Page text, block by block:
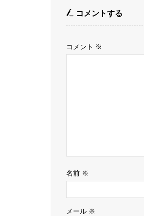
コメントする
コメント ※
名前 ※
メール ※